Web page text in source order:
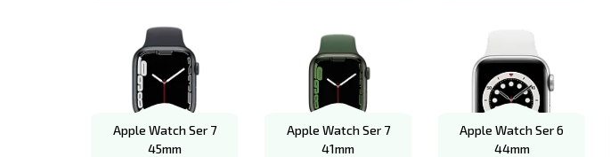
Apple Watch Ser 7
45mm
Apple Watch Ser 7
41mm
Apple Watch Ser 6
44mm